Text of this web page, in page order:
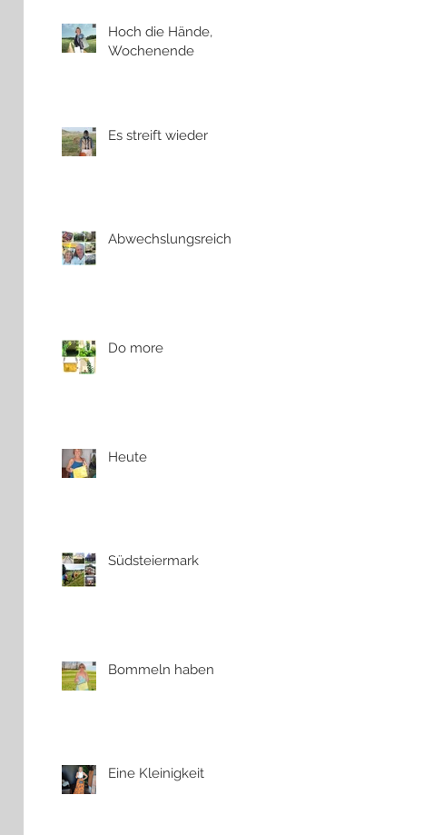
Hoch die Hände,
Wochenende
Es streift wieder
Abwechslungsreich
Do more
Heute
Südsteiermark
Bommeln haben
Eine Kleinigkeit